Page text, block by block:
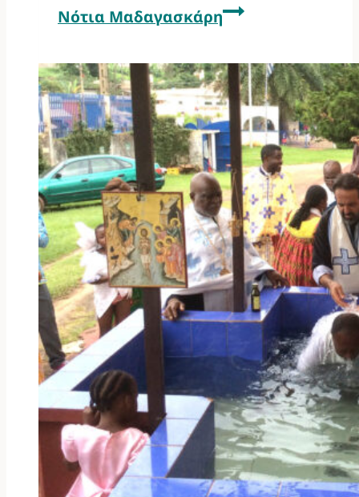
Νότια Μαδαγασκάρη